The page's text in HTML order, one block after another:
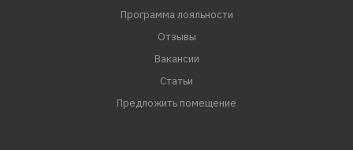
Программа лояльности
Отзывы
Вакансии
Статьи
Предложить помещение